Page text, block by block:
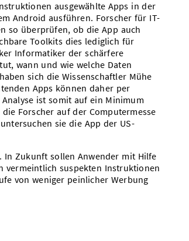
ausgewählte Apps in der
Android ausführen. Forscher für IT-
so überprüfen, ob die App auch
Toolkits dies lediglich für
Informatiker der schärfere
wann und wie welche Daten
sich die Wissenschaftler Mühe
Apps können daher per
ist somit auf ein Minimum
Forscher auf der Computermesse
sie die App der US-
In Zukunft sollen Anwender mit Hilfe
vermeintlich suspekten Instruktionen
von weniger peinlicher Werbung